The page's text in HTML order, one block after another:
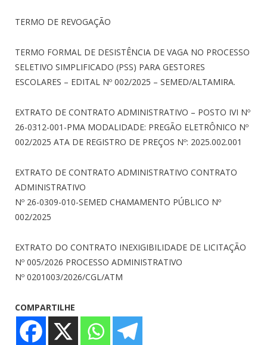
TERMO DE REVOGAÇÃO
TERMO FORMAL DE DESISTÊNCIA DE VAGA NO PROCESSO
SELETIVO SIMPLIFICADO (PSS) PARA GESTORES
ESCOLARES – EDITAL Nº 002/2025 – SEMED/ALTAMIRA.
EXTRATO DE CONTRATO ADMINISTRATIVO – POSTO IVI Nº
26-0312-001-PMA MODALIDADE: PREGÃO ELETRÔNICO Nº
002/2025 ATA DE REGISTRO DE PREÇOS Nº: 2025.002.001
EXTRATO DE CONTRATO ADMINISTRATIVO CONTRATO
ADMINISTRATIVO
Nº 26-0309-010-SEMED CHAMAMENTO PÚBLICO Nº
002/2025
EXTRATO DO CONTRATO INEXIGIBILIDADE DE LICITAÇÃO
Nº 005/2026 PROCESSO ADMINISTRATIVO
Nº 0201003/2026/CGL/ATM
COMPARTILHE